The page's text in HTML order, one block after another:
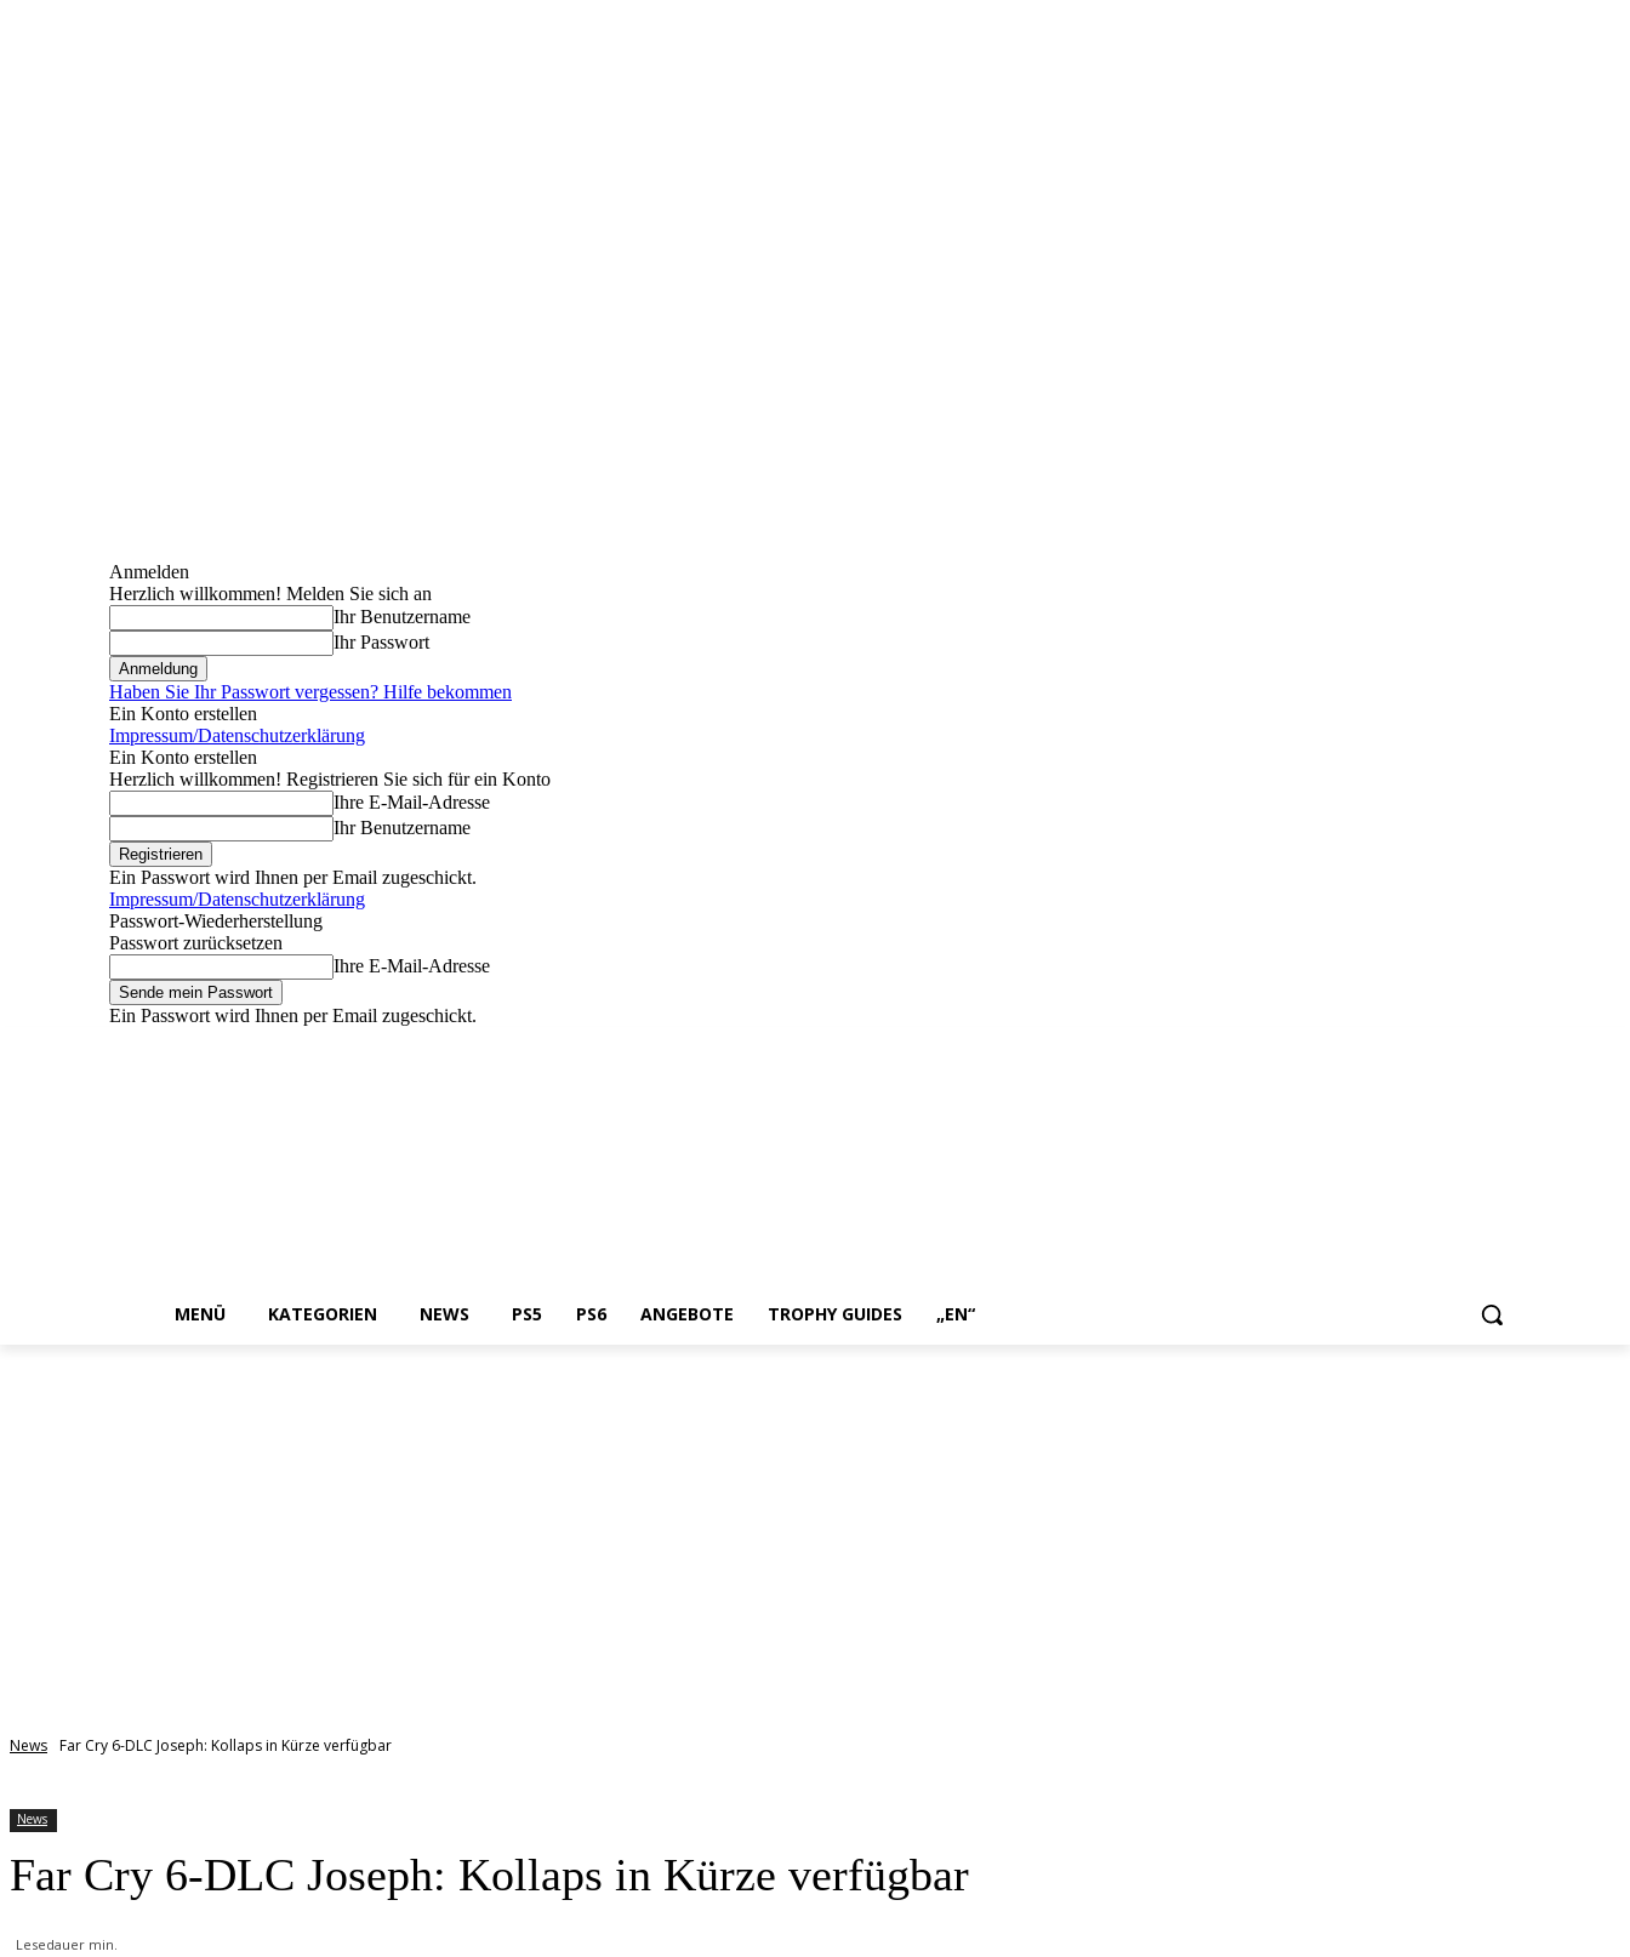
Anmelden
Herzlich willkommen! Melden Sie sich an
Ihr Benutzername
Ihr Passwort
Haben Sie Ihr Passwort vergessen? Hilfe bekommen
Ein Konto erstellen
Impressum/Datenschutzerklärung
Ein Konto erstellen
Herzlich willkommen! Registrieren Sie sich für ein Konto
Ihre E-Mail-Adresse
Ihr Benutzername
Ein Passwort wird Ihnen per Email zugeschickt.
Impressum/Datenschutzerklärung
Passwort-Wiederherstellung
Passwort zurücksetzen
Ihre E-Mail-Adresse
Ein Passwort wird Ihnen per Email zugeschickt.
MENÜ KATEGORIEN NEWS PS5 PS6 ANGEBOTE TROPHY GUIDES „EN“
News Far Cry 6-DLC Joseph: Kollaps in Kürze verfügbar
News
Far Cry 6-DLC Joseph: Kollaps in Kürze verfügbar
Lesedauer min.